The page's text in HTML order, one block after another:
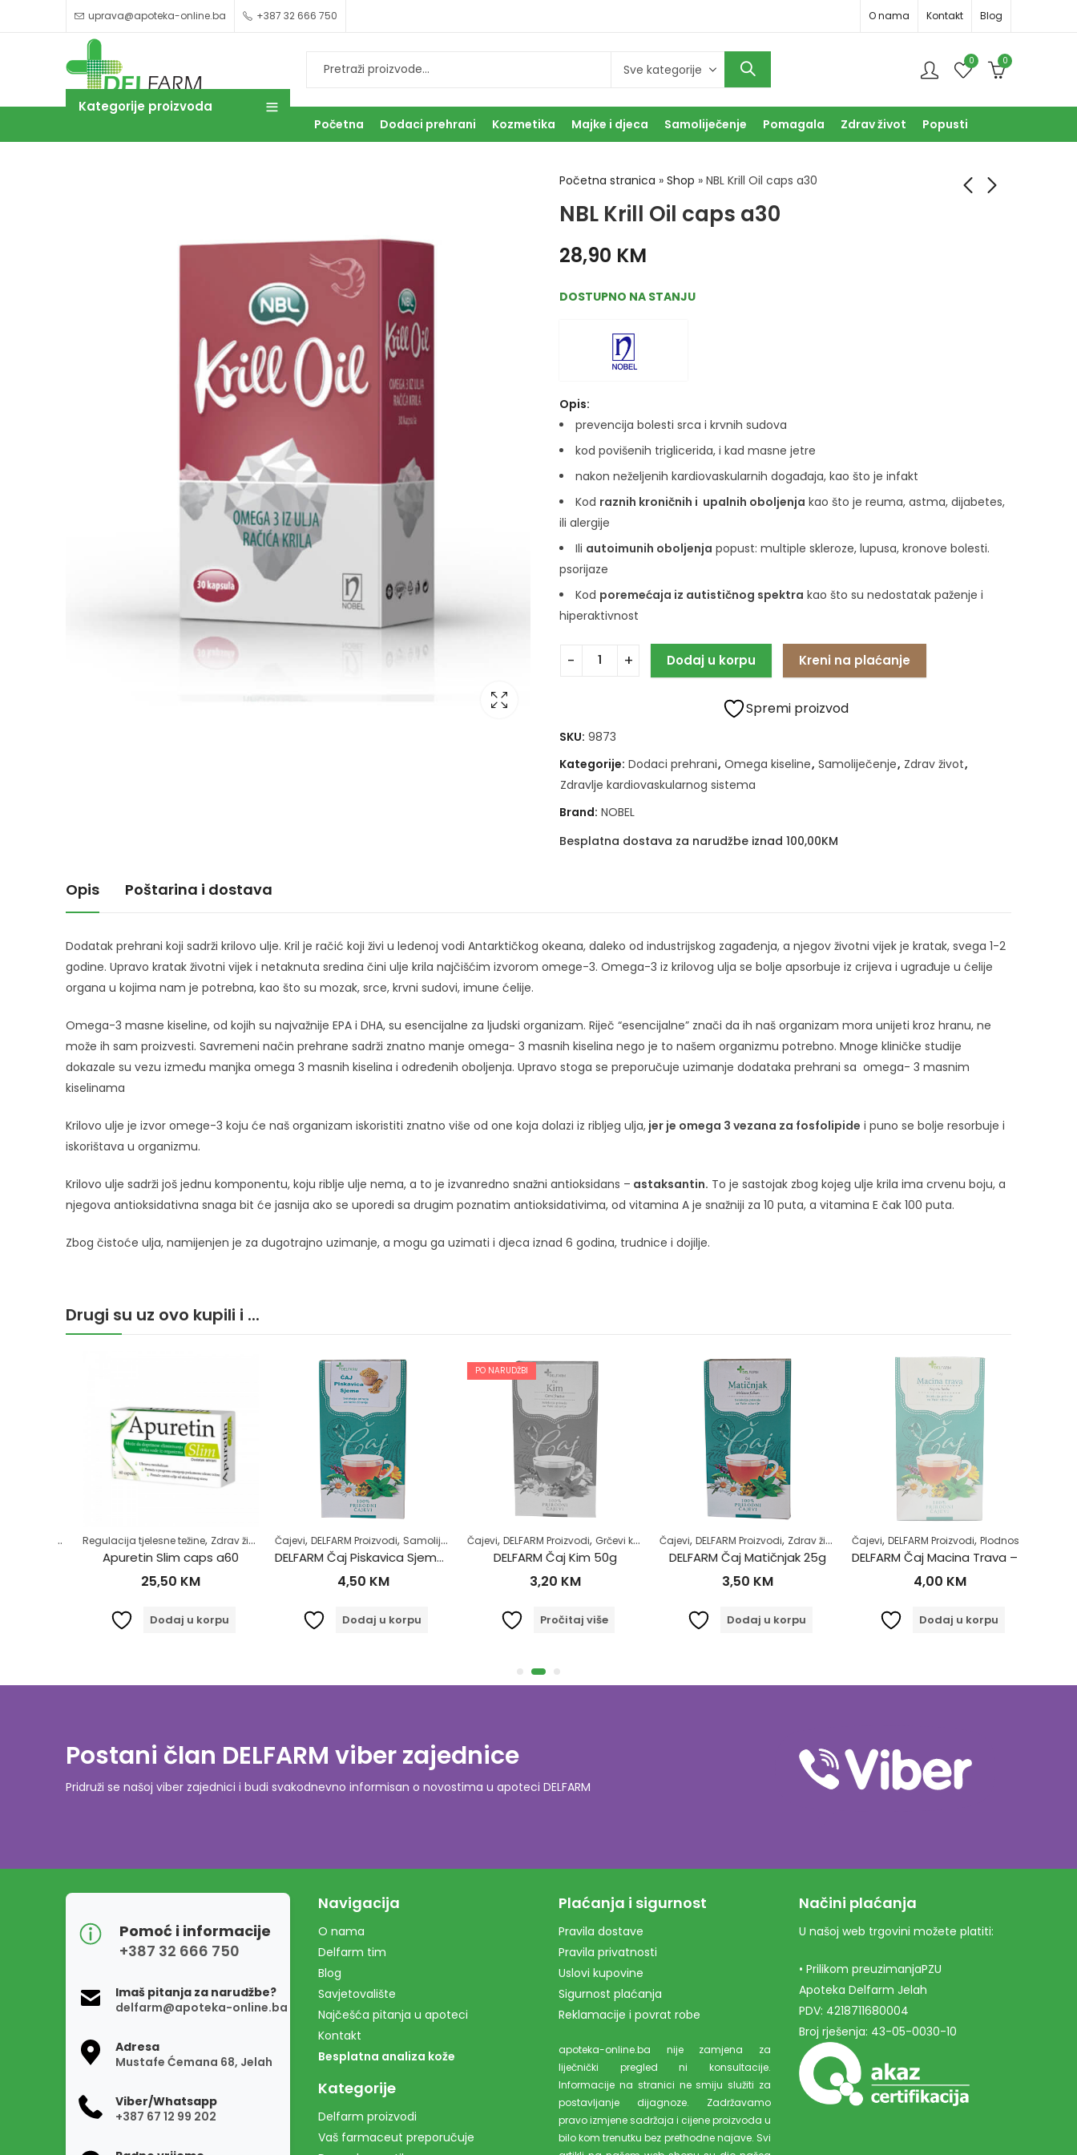
uprava@apoteka-online.ba +387 32 666 750 O nama Kontakt Blog
0 0
Kategorije proizvoda
Početna Dodaci prehrani Kozmetika Majke i djeca Samoliječenje Pomagala Zdrav život Popusti
Početna stranica » Shop » NBL Krill Oil caps a30
NBL Krill Oil caps a30
28,90 KM
DOSTUPNO NA STANJU
Opis:
prevencija bolesti srca i krvnih sudova
kod povišenih triglicerida, i kad masne jetre
nakon neželjenih kardiovaskularnih događaja, kao što je infakt
Kod raznih kroničnih i upalnih oboljenja kao što je reuma, astma, dijabetes,
ili alergije
Ili autoimunih oboljenja popust: multiple skleroze, lupusa, kronove bolesti.
psorijaze
Kod poremećaja iz autističnog spektra kao što su nedostatak paženje i
hiperaktivnost
Dodaj u korpu Kreni na plaćanje
Spremi proizvod
SKU: 9873
Kategorije: Dodaci prehrani, Omega kiseline, Samoliječenje, Zdrav život,
Zdravlje kardiovaskularnog sistema
Brand: NOBEL
Besplatna dostava za narudžbe iznad 100,00KM
Opis Poštarina i dostava
Dodatak prehrani koji sadrži krilovo ulje. Kril je račić koji živi u ledenoj vodi Antarktičkog okeana, daleko od industrijskog zagađenja, a njegov životni vijek je kratak, svega 1-2
godine. Upravo kratak životni vijek i netaknuta sredina čini ulje krila najčišćim izvorom omege-3. Omega-3 iz krilovog ulja se bolje apsorbuje iz crijeva i ugrađuje u ćelije
organa u kojima nam je potrebna, kao što su mozak, srce, krvni sudovi, imune ćelije.
Omega-3 masne kiseline, od kojih su najvažnije EPA i DHA, su esencijalne za ljudski organizam. Riječ “esencijalne” znači da ih naš organizam mora unijeti kroz hranu, ne
može ih sam proizvesti. Savremeni način prehrane sadrži znatno manje omega- 3 masnih kiselina nego je to našem organizmu potrebno. Mnoge kliničke studije
dokazale su vezu između manjka omega 3 masnih kiselina i određenih oboljenja. Upravo stoga se preporučuje uzimanje dodataka prehrani sa omega- 3 masnim
kiselinama
Krilovo ulje je izvor omege-3 koju će naš organizam iskoristiti znatno više od one koja dolazi iz ribljeg ulja, jer je omega 3 vezana za fosfolipide i puno se bolje resorbuje i
iskorištava u organizmu.
Krilovo ulje sadrži još jednu komponentu, koju riblje ulje nema, a to je izvanredno snažni antioksidans – astaksantin. To je sastojak zbog kojeg ulje krila ima crvenu boju, a
njegova antioksidativna snaga bit će jasnija ako se uporedi sa drugim poznatim antioksidativima, od vitamina A je snažniji za 10 puta, a vitamina E čak 100 puta.
Zbog čistoće ulja, namijenjen je za dugotrajno uzimanje, a mogu ga uzimati i djeca iznad 6 godina, trudnice i dojilje.
Drugi su uz ovo kupili i ...
,Zdrav život
Regulacija tjelesne težine,Zdrav život
Apuretin Slim caps a60
25,50KM
Dodaj u korpu
Čajevi,DELFARM Proizvodi,Samoliječenje Šećerna bolest-dijabetes,Zdrav život
DELFARM Čaj Piskavica Sjeme 50g
4,50KM
Dodaj u korpu
PO NARUDŽBI
Čajevi,DELFARM Proizvodi,Grčevi kod beba ,Majke i djeca,Zdrav život
DELFARM Čaj Kim 50g
3,20KM
Pročitaj više
Čajevi,DELFARM Proizvodi,Zdrav život
DELFARM Čaj Matičnjak 25g
3,50KM
Dodaj u korpu
Čajevi,DELFARM Proizvodi,Plodnost ,
DELFARM Čaj Macina Trava – Očajnica 50g
4,00KM
Dodaj u korpu
Postani član DELFARM viber zajednice
Pridruži se našoj viber zajednici i budi svakodnevno informisan o novostima u apoteci DELFARM
Pomoć i informacije
+387 32 666 750
Imaš pitanja za narudžbe?
delfarm@apoteka-online.ba
Adresa
Mustafe Ćemana 68, Jelah
Viber/Whatsapp
+387 67 12 99 202
Navigacija
O nama
Delfarm tim
Blog
Savjetovalište
Najčešća pitanja u apoteci
Kontakt
Besplatna analiza kože
Kategorije
Delfarm proizvodi
Vaš farmaceut preporučuje
Plaćanja i sigurnost
Pravila dostave
Pravila privatnosti
Uslovi kupovine
Sigurnost plaćanja
Reklamacije i povrat robe
apoteka-online.ba nije zamjena za
liječnički pregled ni konsultacije.
Informacije na stranici ne smiju služiti za
postavljanje dijagnoze. Zadržavamo
pravo izmjene sadržaja i cijene proizvoda u
bilo kom trenutku bez prethodne najave. Svi
Načini plaćanja
U našoj web trgovini možete platiti:
• Prilikom preuzimanjaPZU
Apoteka Delfarm Jelah
PDV: 4218711680004
Broj rješenja: 43-05-0030-10